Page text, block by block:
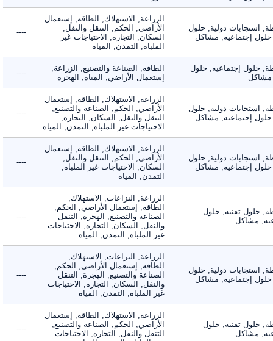
استجابات دولية, حلول
إجتماعيه, مشاكل
الزراعة, الاستهلاك, الطاقه, إستعمال
الأراضي, الحكم, التنقل والنقل,
السكان, التجاره, الاحتياجات غير
الملباه, التمدن, المياه
----
حلول إجتماعيه, حلول
الطاقه, الصناعة والتصنيع, الزراعة,
إستعمال الأراضي, المياه, الهجرة
----
استجابات دولية, حلول
إجتماعيه, مشاكل
الزراعة, الاستهلاك, الطاقه, إستعمال
الأراضي, الحكم, الصناعة والتصنيع,
التنقل والنقل, السكان, التجاره,
الاحتياجات غير الملباه, التمدن, المياه
----
استجابات دولية, حلول
إجتماعيه, مشاكل
الزراعة, الاستهلاك, الطاقه, إستعمال
الأراضي, الحكم, التنقل والنقل,
السكان, الاحتياجات غير الملباه,
التمدن, المياه
----
حلول تقنيه, حلول
مشاكل
الزراعة, النزاعات, الاستهلاك,
الطاقه, إستعمال الأراضي, الحكم,
الصناعة والتصنيع, الهجرة, التنقل
والنقل, السكان, التجاره, الاحتياجات
غير الملباه, التمدن, المياه
----
استجابات دولية, حلول
إجتماعيه, مشاكل
الزراعة, النزاعات, الاستهلاك,
الطاقه, إستعمال الأراضي, الحكم,
الصناعة والتصنيع, الهجرة, التنقل
والنقل, السكان, التجاره, الاحتياجات
غير الملباه, التمدن, المياه
----
حلول تقنيه, حلول
مشاكل
الزراعة, الاستهلاك, الطاقه, إستعمال
الأراضي, الحكم, الصناعة والتصنيع,
التنقل والنقل, التجاره, الاحتياجات
----